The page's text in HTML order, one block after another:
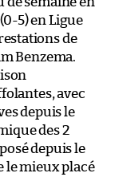
5) en Ligue
de
Benzema.
avec
depuis le
des 2
depuis le
le mieux placé